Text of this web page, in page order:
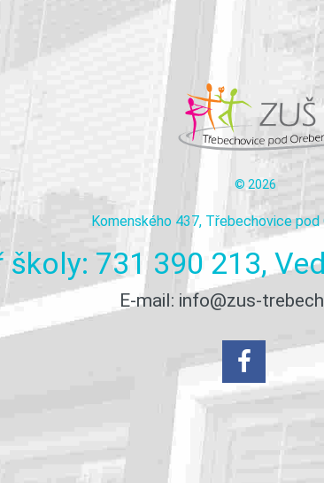
© 2026
Komenského 437, Třebechovice pod
školy: 731 390 213,
E-mail: info@zus-